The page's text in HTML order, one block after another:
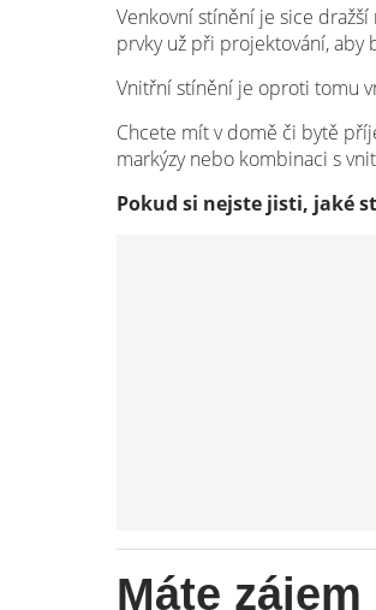
Venkovní stínění je sice
prvky už při projektování, aby
Vnitřní stínění je oproti tomu
Chcete mít v domě či bytě
markýzy nebo kombinaci s
Pokud si nejste jisti, jaké
Máte